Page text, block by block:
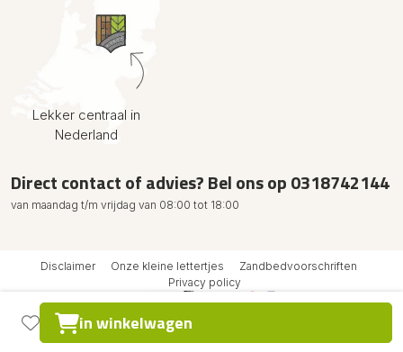
in winkelwagen
Lekker centraal in
Nederland
Direct contact of advies? Bel ons op0318742144
van maandag t/m vrijdag van 08:00 tot 18:00
Disclaimer Onze kleine lettertjes
Zandbedvoorschriften
Privacy policy
© 2026 design: Buro Beeldend